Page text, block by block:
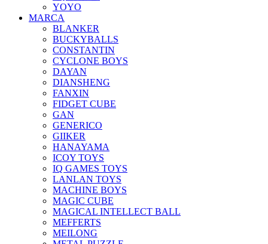
YOYO
MARCA
BLANKER
BUCKYBALLS
CONSTANTIN
CYCLONE BOYS
DAYAN
DIANSHENG
FANXIN
FIDGET CUBE
GAN
GENERICO
GIIKER
HANAYAMA
ICOY TOYS
IQ GAMES TOYS
LANLAN TOYS
MACHINE BOYS
MAGIC CUBE
MAGICAL INTELLECT BALL
MEFFERTS
MEILONG